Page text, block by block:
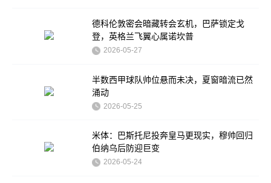
德科伦敦密会暗藏转会玄机，巴萨锁定戈
登，英格兰飞翼心属诺坎普
2026-05-27
半数西甲球队帅位悬而未决，夏窗暗流已然
涌动
2026-05-25
米体：巴斯托尼投奔皇马更现实，穆帅回归
伯纳乌后防迎巨变
2026-05-24